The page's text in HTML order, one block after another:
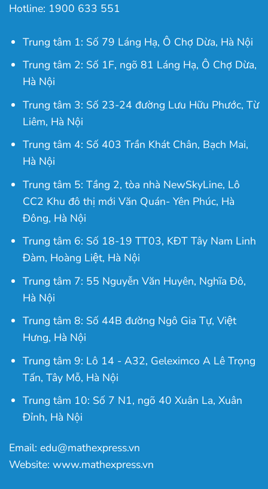
Hotline: 1900 633 551
Trung tâm 1: Số 79 Láng Hạ, Ô Chợ Dừa, Hà Nội
Trung tâm 2: Số 1F, ngõ 81 Láng Hạ, Ô Chợ Dừa,
Hà Nội
Trung tâm 3: Số 23-24 đường Lưu Hữu Phước, Từ
Liêm, Hà Nội
Trung tâm 4: Số 403 Trần Khát Chân, Bạch Mai,
Hà Nội
Trung tâm 5: Tầng 2, tòa nhà NewSkyLine, Lô
CC2 Khu đô thị mới Văn Quán- Yên Phúc, Hà
Đông, Hà Nội
Trung tâm 6: Số 18-19 TT03, KĐT Tây Nam Linh
Đàm, Hoàng Liệt, Hà Nội
Trung tâm 7: 55 Nguyễn Văn Huyên, Nghĩa Đô,
Hà Nội
Trung tâm 8: Số 44B đường Ngô Gia Tự, Việt
Hưng, Hà Nội
Trung tâm 9: Lô 14 - A32, Geleximco A Lê Trọng
Tấn, Tây Mỗ, Hà Nội
Trung tâm 10: Số 7 N1, ngõ 40 Xuân La, Xuân
Đỉnh, Hà Nội
Email: edu@mathexpress.vn
Website: www.mathexpress.vn